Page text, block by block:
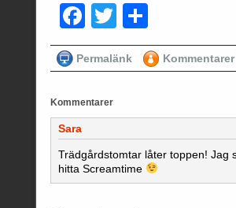
Facebook
Twitter
Permalänk
Kommentarer
Sara
Trädgårdstomtar låter toppen! Jag
hitta Screamtime